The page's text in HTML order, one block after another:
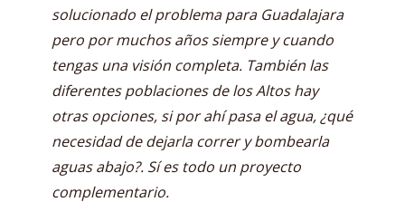
solucionado el problema para Guadalajara
pero por muchos años siempre y cuando
tengas una visión completa. También las
diferentes poblaciones de los Altos hay
otras opciones, si por ahí pasa el agua, ¿qué
necesidad de dejarla correr y bombearla
aguas abajo?. Sí es todo un proyecto
complementario.